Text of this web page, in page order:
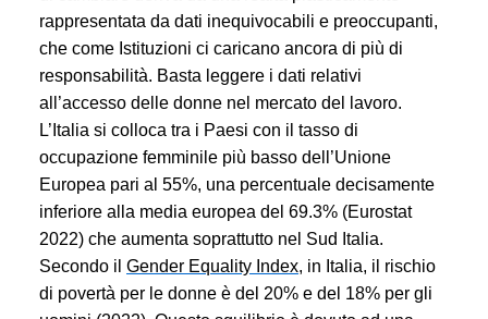
rappresentata da dati inequivocabili e preoccupanti,
che come Istituzioni ci caricano ancora di più di
responsabilità. Basta leggere i dati relativi
all’accesso delle donne nel mercato del lavoro.
L’Italia si colloca tra i Paesi con il tasso di
occupazione femminile più basso dell’Unione
Europea pari al 55%, una percentuale decisamente
inferiore alla media europea del 69.3% (Eurostat
2022) che aumenta soprattutto nel Sud Italia.
Secondo il Gender Equality Index, in Italia, il rischio
di povertà per le donne è del 20% e del 18% per gli